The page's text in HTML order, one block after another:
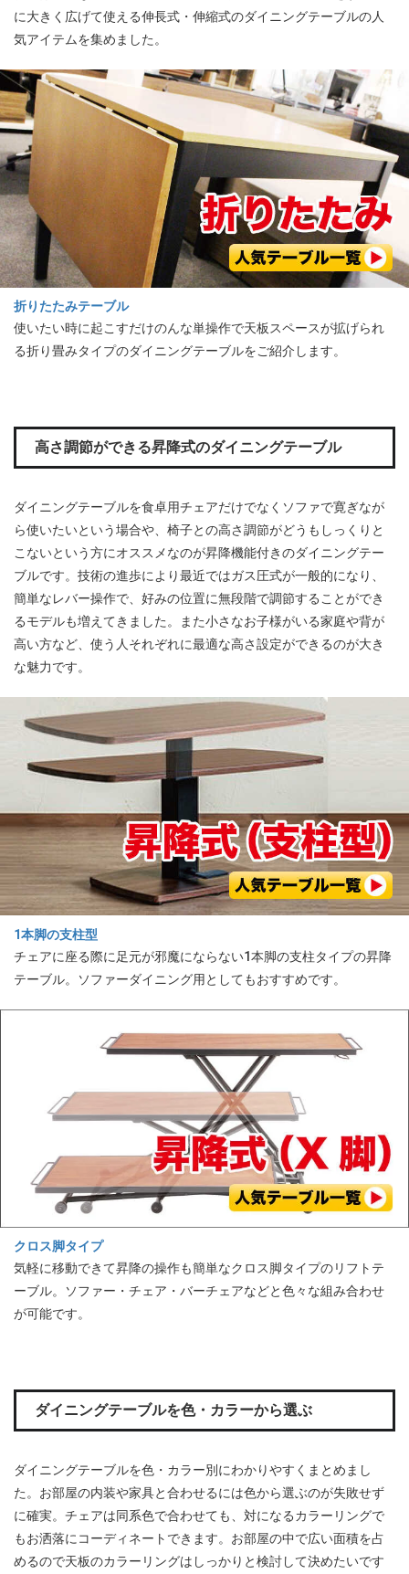
に大きく広げて使える伸長式・伸縮式のダイニングテーブルの人
気アイテムを集めました。
折りたたみテーブル
使いたい時に起こすだけのんな単操作で天板スペースが拡げられ
る折り畳みタイプのダイニングテーブルをご紹介します。
高さ調節ができる昇降式のダイニングテーブル
ダイニングテーブルを食卓用チェアだけでなくソファで寛ぎなが
ら使いたいという場合や、椅子との高さ調節がどうもしっくりと
こないという方にオススメなのが昇降機能付きのダイニングテー
ブルです。技術の進歩により最近ではガス圧式が一般的になり、
簡単なレバー操作で、好みの位置に無段階で調節することができ
るモデルも増えてきました。また小さなお子様がいる家庭や背が
高い方など、使う人それぞれに最適な高さ設定ができるのが大き
な魅力です。
1本脚の支柱型
チェアに座る際に足元が邪魔にならない1本脚の支柱タイプの昇降
テーブル。ソファーダイニング用としてもおすすめです。
クロス脚タイプ
気軽に移動できて昇降の操作も簡単なクロス脚タイプのリフトテ
ーブル。ソファー・チェア・バーチェアなどと色々な組み合わせ
が可能です。
ダイニングテーブルを色・カラーから選ぶ
ダイニングテーブルを色・カラー別にわかりやすくまとめまし
た。お部屋の内装や家具と合わせるには色から選ぶのが失敗せず
に確実。チェアは同系色で合わせても、対になるカラーリングで
もお洒落にコーディネートできます。お部屋の中で広い面積を占
めるので天板のカラーリングはしっかりと検討して決めたいです